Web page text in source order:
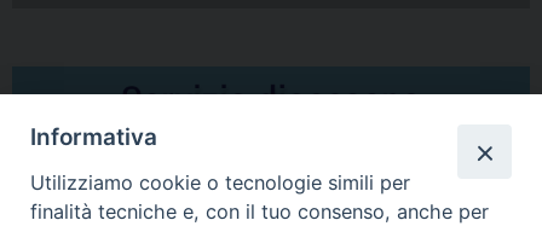
Informativa
Utilizziamo cookie o tecnologie simili per
finalità tecniche e, con il tuo consenso, anche per